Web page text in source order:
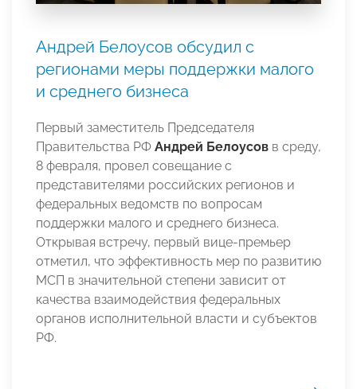
Андрей Белоусов обсудил с
регионами меры поддержки малого
и среднего бизнеса
Первый заместитель Председателя
Правительства РФ Андрей Белоусов в среду,
8 февраля, провел совещание с
представителями российских регионов и
федеральных ведомств по вопросам
поддержки малого и среднего бизнеса.
Открывая встречу, первый вице-премьер
отметил, что эффективность мер по развитию
МСП в значительной степени зависит от
качества взаимодействия федеральных
органов исполнительной власти и субъектов
РФ.